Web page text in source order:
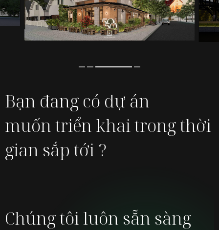
Bạn đang có dự án
muốntriển khai trong thời
gian sắp tới ?
Chúng tôi luôn sẵn sàng